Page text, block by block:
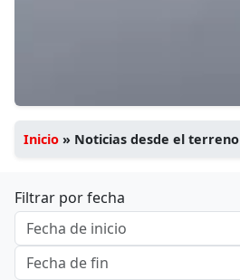
Inicio » Noticias desde el terreno
Filtrar por fecha